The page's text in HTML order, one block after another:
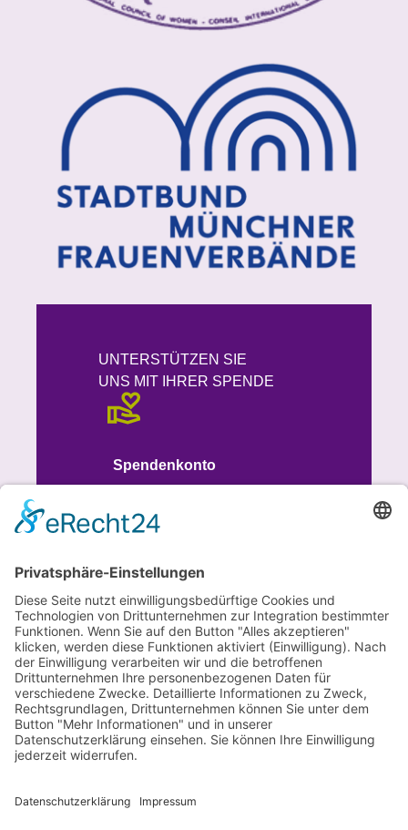
UNTERSTÜTZEN SIE
UNS MIT IHRER SPENDE
Spendenkonto
DE93 7015 0000 1008 8613 51